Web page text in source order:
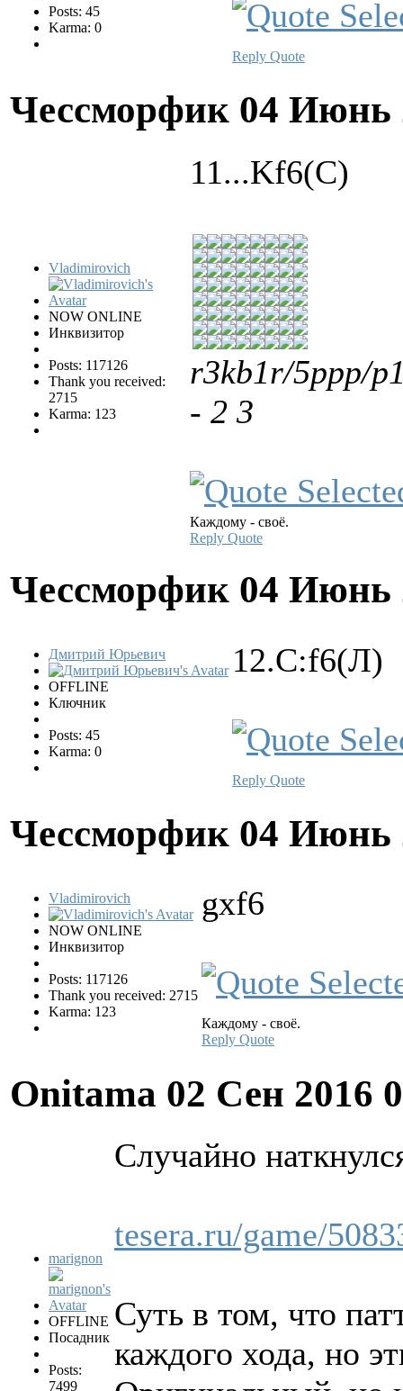
Posts: 45
Karma: 0
Reply Quote
Чессморфик 04 Июнь
Vladimirovich
NOW ONLINE
Инквизитор
Posts: 117126
Thank you received:
2715
Karma: 123
11...Kf6(C)
r3kb1r/5ppp/
- 2 3
Каждому - своё.
Reply Quote
Чессморфик 04 Июнь
Дмитрий Юрьевич
OFFLINE
Ключник
Posts: 45
Karma: 0
12.С:f6(Л)
Reply Quote
Чессморфик 04 Июнь
Vladimirovich
NOW ONLINE
Инквизитор
Posts: 117126
Thank you received: 2715
Karma: 123
gxf6
Каждому - своё.
Reply Quote
Onitama 02 Сен 2016
marignon
OFFLINE
Посадник
Posts:
7499
Случайно
tesera.ru/game/
Суть в том, что
каждого хода, но